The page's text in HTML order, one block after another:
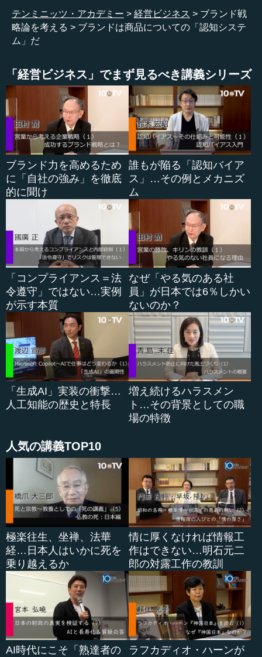
ブランドは約束だという定義が問題なのは、ブランドと
いうものについての、いわばアウトプットを表現したもの
だということです。ブランドの結果は約束だということを
は、インプットを定義に入れることもあります。
いずれにせよ、例えば昔「芸術は爆発だ」と言った人が
いましたが、こうした何らかの原因や結果だけを捉えて、
それを定義とするのはあまり好ましくありません。という
のも、そのものが何かという性質を、こうした定義ではう
まく捉えられないからです。
ブランドの語源は焼きごてだという理解の仕方も、それ
以上議論が先に進みません。ブランドというのは、物の所
有や区分を表す言葉なのだということに尽きてしまいま
テンミニッツ・アカデミー 経営ビジネス
ブランド戦
略論を考える
ブランドは商品についての「認知システ
ム」だ
「経営ビジネス」でまず見るべき講義シリーズ
ブランド力を高めるため
に「自社の強み」を徹底
的に聞け
誰もが陥る「認知バイア
ス」…その例とメカニズ
ム
「コンプライアンス＝法
令遵守」ではない…実例
が示す本質
なぜ「やる気のある社
員」が日本では6％しかい
ないのか？
「生成AI」実装の衝撃…
人工知能の歴史と特長
増え続けるハラスメン
ト…その背景としての職
場の特徴
人気の講義TOP10
極楽往生、坐禅、法華
経…日本人はいかに死を
乗り越えるか
情に厚くなければ情報工
作はできない…明石元二
郎の対露工作の教訓
AI時代にこそ「熟達者の
ラフカディオ・ハーンが